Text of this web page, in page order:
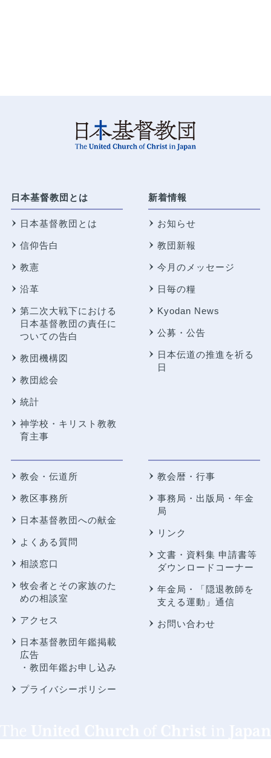
日本基督教団とは
日本基督教団とは
信仰告白
教憲
沿革
第二次大戦下における
日本基督教団の責任に
ついての告白
教団機構図
教団総会
統計
神学校・キリスト教教
育主事
新着情報
お知らせ
教団新報
今月のメッセージ
日毎の糧
Kyodan News
公募・公告
日本伝道の推進を祈る
日
教会・伝道所
教区事務所
日本基督教団への献金
よくある質問
相談窓口
牧会者とその家族のた
めの相談室
アクセス
日本基督教団年鑑掲載
広告
・教団年鑑お申し込み
プライバシーポリシー
教会暦・行事
事務局・出版局・年金
局
リンク
文書・資料集 申請書等
ダウンロードコーナー
年金局・
「隠退教師を
支える運動」通信
お問い合わせ